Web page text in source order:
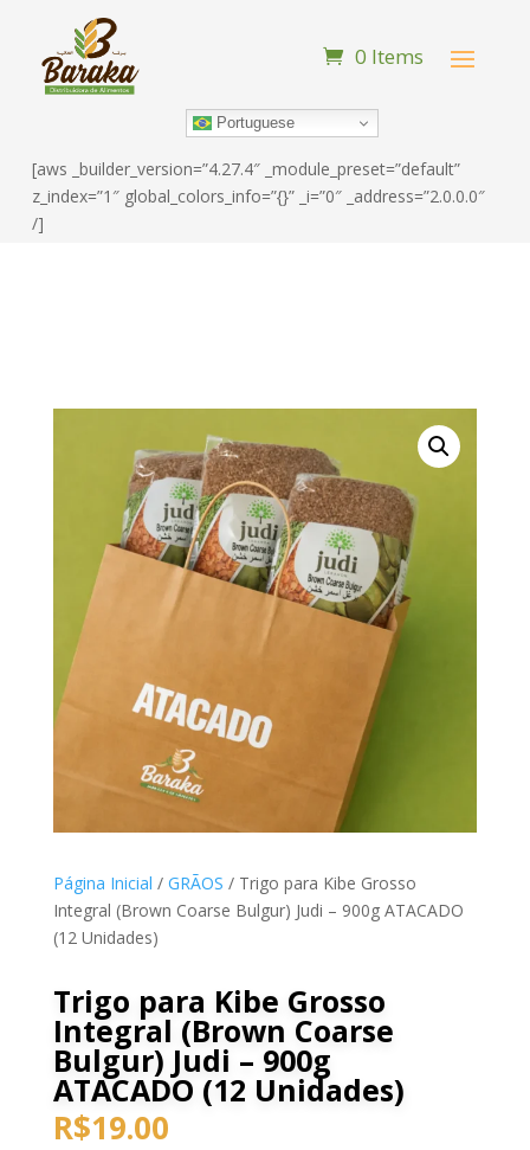
0 Items
Portuguese
[aws _builder_version=”4.27.4″ _module_preset=”default”
z_index=”1″ global_colors_info=”{}” _i=”0″ _address=”2.0.0.0″
/]
Página Inicial / GRÃOS / Trigo para Kibe Grosso
Integral (Brown Coarse Bulgur) Judi – 900g ATACADO
(12 Unidades)
Trigo para Kibe Grosso
Integral (Brown Coarse
Bulgur) Judi – 900g
ATACADO (12 Unidades)
R$19.00